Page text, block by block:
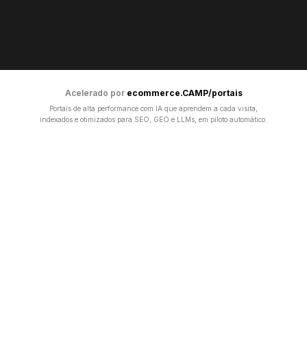
Acelerado por ecommerce.CAMP/portais
Portais de alta performance com IA que aprendem a cada visita,
indexados e otimizados para SEO, GEO e LLMs, em piloto automático.